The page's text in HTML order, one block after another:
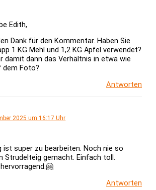
Edith,
Dank für den Kommentar. Haben Sie
1 KG Mehl und 1,2 KG Äpfel verwendet?
damit dann das Verhältnis in etwa wie
dem Foto?
Antworten
2025 um 16:17 Uhr
ist super zu bearbeiten. Noch nie so
Strudelteig gemacht. Einfach toll.
Antworten